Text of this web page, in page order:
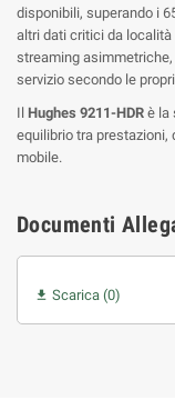
disponibili, superando i
altri dati critici da
streaming
servizio secondo le
Il Hughes 9211-HDR è la
equilibrio tra prestazioni,
mobile.
Documenti
 Scarica (0)